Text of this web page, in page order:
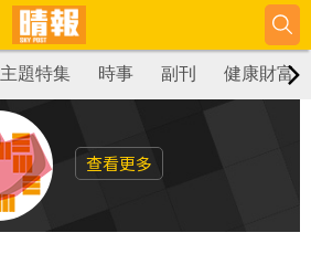
主題特集 時事 副刊 健康財富
查看更多